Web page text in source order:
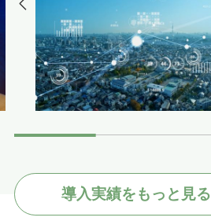
導入実績をもっと見る